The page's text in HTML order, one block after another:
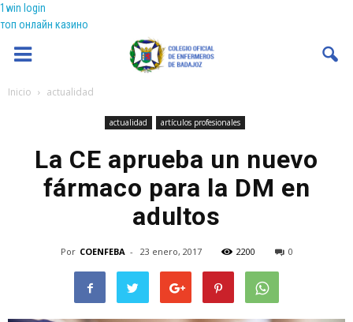
1win login
топ онлайн казино
Coenfeba
Inicio actualidad
actualidad artículos profesionales
La CE aprueba un nuevo
fármaco para la DM en
adultos
Por COENFEBA - 23 enero, 2017 2200 0